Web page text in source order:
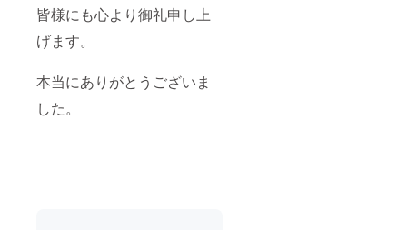
皆様にも心より御礼申し上
げます。
本当にありがとうございま
した。